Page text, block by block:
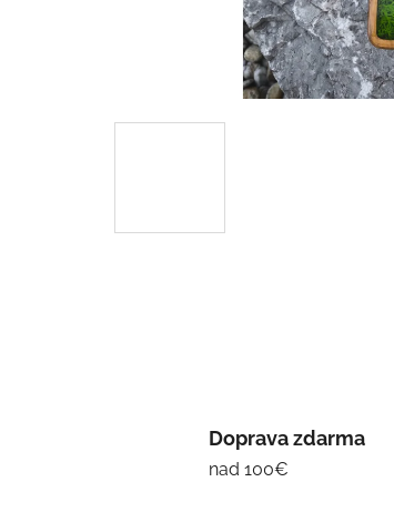
Doprava zdarma
nad 100€